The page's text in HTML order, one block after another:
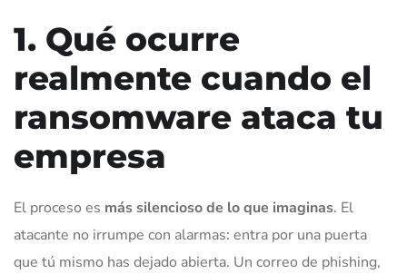
1. Qué ocurre
realmente cuando el
ransomware ataca tu
empresa
El proceso es más silencioso de lo que imaginas. El
atacante no irrumpe con alarmas: entra por una puerta
que tú mismo has dejado abierta. Un correo de phishing,